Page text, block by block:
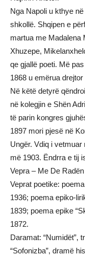
Nga Napoli u kthye
shkollë. Shqipen e
martua me Madalena
Xhuzepe,
qe gjallë poeti. Më
1868 u emërua
Në këtë detyrë
në kolegjin e Shën
të parin kongres
1897 mori pjesë në
Ungër. Vdiq i
më 1903. Ëndrra e tij
Vepra – Me De
Veprat poetike:
1936; poema epiko-
1839; poema epike
1872.
Daramat: “Numidët”,
“Sofonizba”, dramë